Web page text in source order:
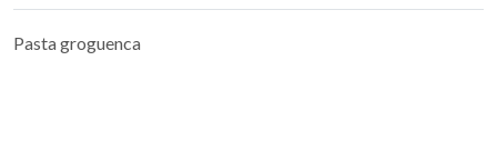
Pasta groguenca